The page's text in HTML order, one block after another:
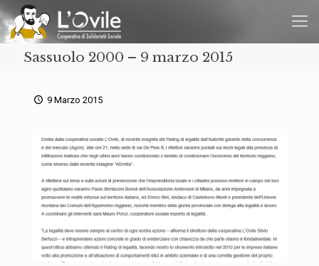
Sassuolo 2000 – 9 marzo 2015
9 Marzo 2015